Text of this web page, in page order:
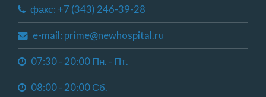
факс: +7 (343) 246-39-28
e-mail: prime@newhospital.ru
07:30 - 20:00 Пн. - Пт.
08:00 - 20:00 Сб.